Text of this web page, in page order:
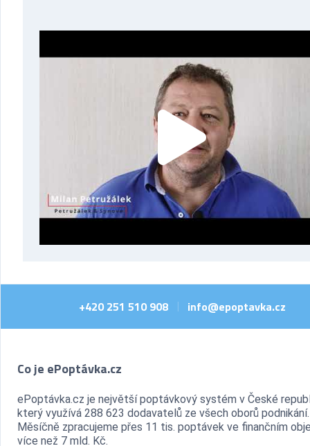
+420 251 510 908 info@epoptavka.cz
Co je ePoptávka.cz
ePoptávka.cz je největší poptávkový systém v České
který využívá 288 623 dodavatelů ze všech oborů podnikání.
Měsíčně zpracujeme přes 11 tis. poptávek ve finančním
více než 7 mld. Kč.